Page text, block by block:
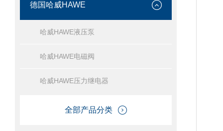
德国哈威HAWE
哈威HAWE液压泵
哈威HAWE电磁阀
哈威HAWE压力继电器
全部产品分类